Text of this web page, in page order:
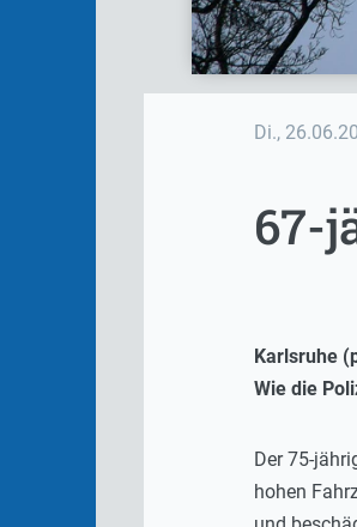
Di.,
67-
Karlsruhe
Wie die
Der 75-
hohen